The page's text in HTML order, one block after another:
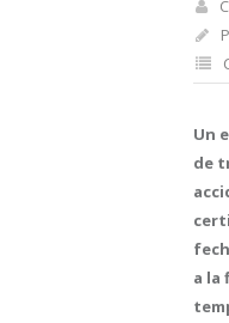
Un
de
a la